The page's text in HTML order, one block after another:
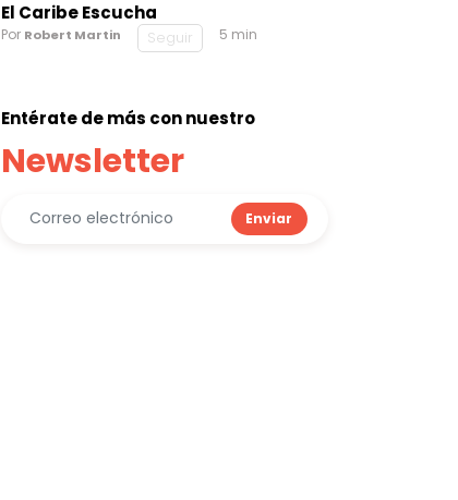
El Caribe Escucha
Por Robert Martin Seguir 5 min
Entérate de más con nuestro
Newsletter
Enviar